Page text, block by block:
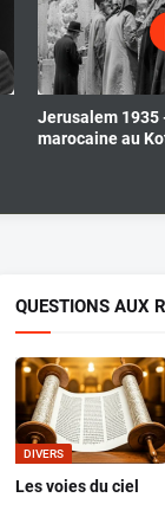
Jerusalem 1935
marocaine au
QUESTIONS AUX
DIVERS
Les voies du ciel